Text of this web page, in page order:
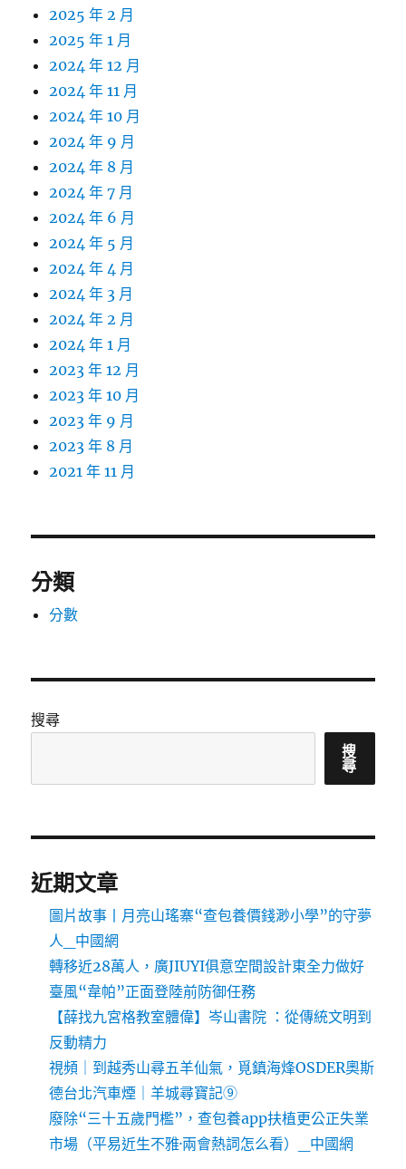
2025 年 2 月
2025 年 1 月
2024 年 12 月
2024 年 11 月
2024 年 10 月
2024 年 9 月
2024 年 8 月
2024 年 7 月
2024 年 6 月
2024 年 5 月
2024 年 4 月
2024 年 3 月
2024 年 2 月
2024 年 1 月
2023 年 12 月
2023 年 10 月
2023 年 9 月
2023 年 8 月
2021 年 11 月
分類
分數
搜尋
搜
尋
近期文章
圖片故事丨月亮山瑤寨“查包養價錢渺小學”的守夢
人_中國網
轉移近28萬人，廣JIUYI俱意空間設計東全力做好
臺風“韋帕”正面登陸前防御任務
【薛找九宮格教室體偉】岑山書院 ：從傳統文明到
反動精力
視頻｜到越秀山尋五羊仙氣，覓鎮海烽OSDER奧斯
德台北汽車煙｜羊城尋寶記⑨
廢除“三十五歲門檻”，查包養app扶植更公正失業
市場（平易近生不雅·兩會熱詞怎么看）_中國網